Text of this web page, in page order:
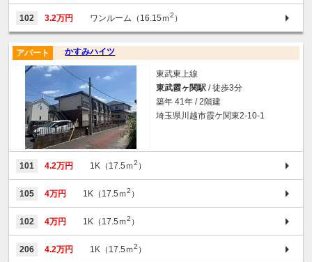
102 3.2万円 ワンルーム（16.15ｍ2 ）
かすみハイツ
アパート
東武東上線
東武霞ヶ関駅 / 徒歩3分
築年 41年 / 2階建
埼玉県川越市霞ケ関東2-10-1
101 4.2万円 1K（17.5ｍ2 ）
105 4万円 1K（17.5ｍ2 ）
102 4万円 1K（17.5ｍ2 ）
206 4.2万円 1K（17.5ｍ2 ）